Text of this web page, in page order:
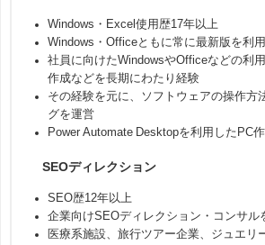
Windows・Excel使用歴17年以上
Windows・Officeともに常に最新版を利用
社員に向けたWindowsやOfficeなどの利
作成などを長期にわたり経験
その経験を元に、ソフトウェアの操作方
グを運営
Power Automate Desktopを利用したPC
SEOディレクション
SEO歴12年以上
企業向けSEOディレクション・コンサル
医療系施設、旅行ツアー企業、ジュエリ